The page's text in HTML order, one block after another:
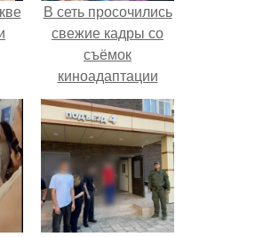
В сеть просочились
свежие кадры со
съёмок
киноадаптации
"Рапунцель", и всё
внимание
моментально
оказалось
приковано к Тиган
крофт.